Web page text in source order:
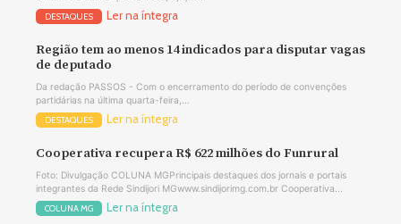
DESTAQUES Ler na íntegra
Região tem ao menos 14 indicados para disputar vagas
de deputado
Da redação PASSOS - Com o encerramento do período de convenções
partidárias na última quarta-feira,...
DESTAQUES Ler na íntegra
Cooperativa recupera R$ 622 milhões do Funrural
Foto: Divulgação COLUNA MGPrincipais destaques dos jornais e portais
integrantes da Rede Sindijori MGwww.sindijorimg.com.br Cooperativa...
COLUNA MG Ler na íntegra